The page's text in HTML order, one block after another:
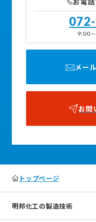
9:00
メー
お問
トップページ
明邦化工の製造技術